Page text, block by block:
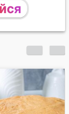
бисквит
кули